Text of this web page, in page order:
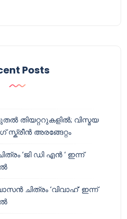
Posts
തിയറ്ററുകളിൽ; വിസ്മയ
സ്ക്രീൻ അരങ്ങേറ്റം
‘ജി ഡി എൻ ‘ ഇന്ന്
ചിത്രം ‘വിവാഹ്’ ഇന്ന്